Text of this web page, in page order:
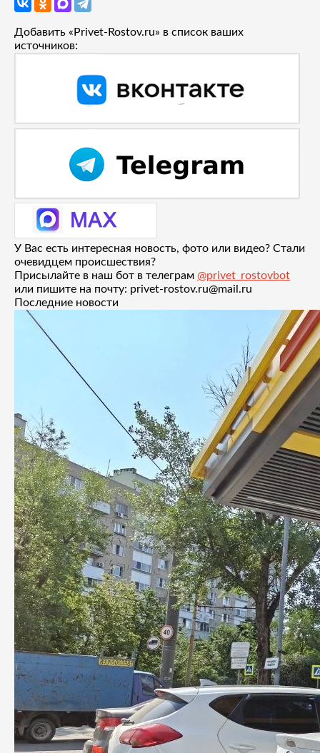
Добавить «Privet-Rostov.ru» в список ваших
источников:
У Вас есть интересная новость, фото или видео? Стали
очевидцем происшествия?
Присылайте в наш бот в телеграм @privet_rostovbot
или пишите на почту: privet-rostov.ru@mail.ru
Последние новости